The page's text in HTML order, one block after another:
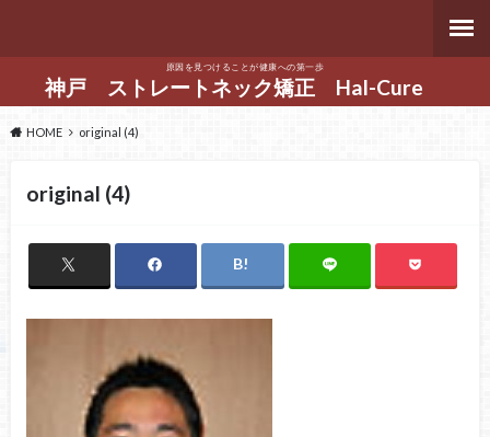
原因を見つけることが健康への第一歩
神戸 ストレートネック矯正 Hal-Cure
HOME original (4)
original (4)